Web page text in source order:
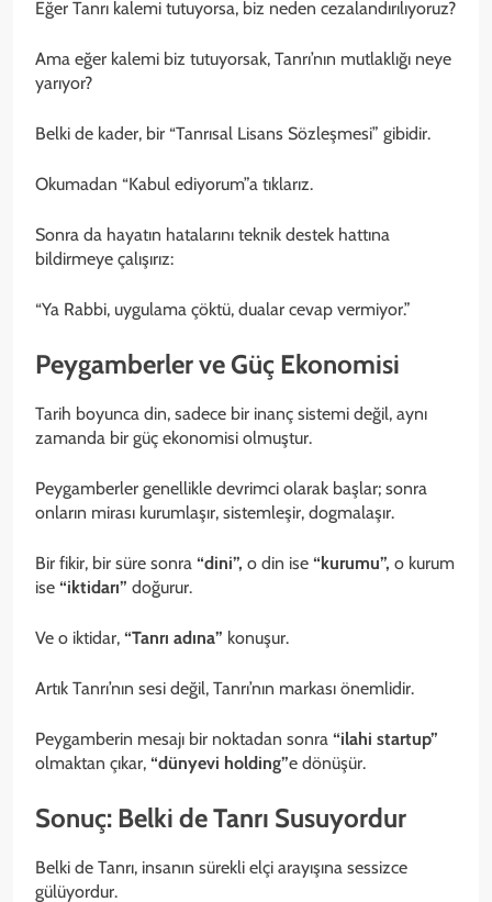
Eğer Tanrı kalemi tutuyorsa, biz neden cezalandırılıyoruz?
Ama eğer kalemi biz tutuyorsak, Tanrı’nın mutlaklığı neye
yarıyor?
Belki de kader, bir “Tanrısal Lisans Sözleşmesi” gibidir.
Okumadan “Kabul ediyorum”a tıklarız.
Sonra da hayatın hatalarını teknik destek hattına
bildirmeye çalışırız:
“Ya Rabbi, uygulama çöktü, dualar cevap vermiyor.”
Peygamberler ve Güç Ekonomisi
Tarih boyunca din, sadece bir inanç sistemi değil, aynı
zamanda bir güç ekonomisi olmuştur.
Peygamberler genellikle devrimci olarak başlar; sonra
onların mirası kurumlaşır, sistemleşir, dogmalaşır.
Bir fikir, bir süre sonra “dini”, o din ise “kurumu”, o kurum
ise “iktidarı” doğurur.
Ve o iktidar, “Tanrı adına” konuşur.
Artık Tanrı’nın sesi değil, Tanrı’nın markası önemlidir.
Peygamberin mesajı bir noktadan sonra “ilahi startup”
olmaktan çıkar, “dünyevi holding”e dönüşür.
Sonuç: Belki de Tanrı Susuyordur
Belki de Tanrı, insanın sürekli elçi arayışına sessizce
gülüyordur.